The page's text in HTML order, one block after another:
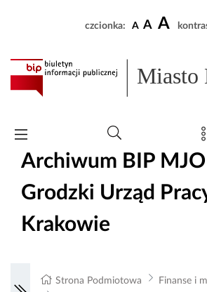
czcionka: A A A
Miasto
Archiwum BIP
Grodzki Urząd
Krakowie
Strona Podmiotowa
Finanse i